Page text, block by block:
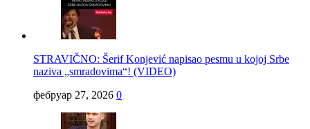
STRAVIČNO: Šerif Konjević napisao pesmu u kojoj Srbe
naziva „smradovima“! (VIDEO)
фебруар 27, 2026 0